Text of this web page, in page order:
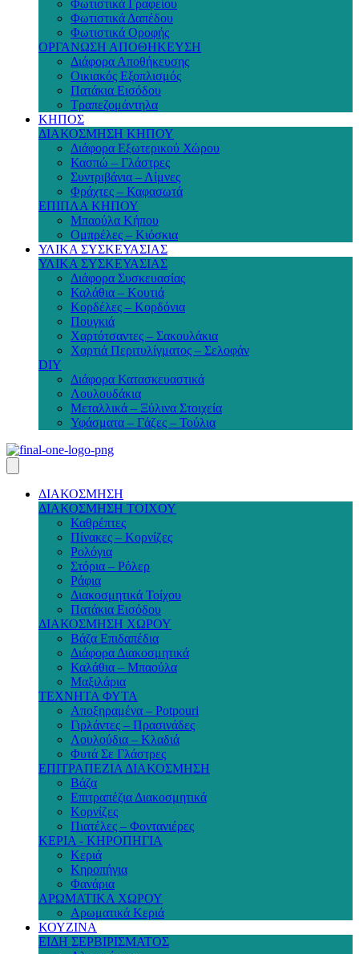
Φωτιστικά Γραφείου
Φωτιστικά Δαπέδου
Φωτιστικά Οροφής
ΟΡΓΑΝΩΣΗ ΑΠΟΘΗΚΕΥΣΗ
Διάφορα Αποθήκευσης
Οικιακός Εξοπλισμός
Πατάκια Εισόδου
Τραπεζομάντηλα
ΚΗΠΟΣ
ΔΙΑΚΟΣΜΗΣΗ ΚΗΠΟΥ
Διάφορα Εξωτερικού Χώρου
Κασπώ – Γλάστρες
Συντριβάνια – Λίμνες
Φράχτες – Καφασωτά
ΕΠΙΠΛΑ ΚΗΠΟΥ
Μπαούλα Κήπου
Ομπρέλες – Κιόσκια
ΥΛΙΚΑ ΣΥΣΚΕΥΑΣΙΑΣ
ΥΛΙΚΑ ΣΥΣΚΕΥΑΣΙΑΣ
Διάφορα Συσκευασίας
Καλάθια – Κουτιά
Κορδέλες – Κορδόνια
Πουγκιά
Χαρτότσαντες – Σακουλάκια
Χαρτιά Περιτυλίγματος – Σελοφάν
DIY
Διάφορα Κατασκευαστικά
Λουλουδάκια
Μεταλλικά – Ξύλινα Στοιχεία
Υφάσματα – Γάζες – Τούλια
ΔΙΑΚΟΣΜΗΣΗ
ΔΙΑΚΟΣΜΗΣΗ ΤΟΙΧΟΥ
Καθρέπτες
Πίνακες – Κορνίζες
Ρολόγια
Στόρια – Ρόλερ
Ράφια
Διακοσμητικά Τοίχου
Πατάκια Εισόδου
ΔΙΑΚΟΣΜΗΣΗ ΧΩΡΟΥ
Βάζα Επιδαπέδια
Διάφορα Διακοσμητικά
Καλάθια – Μπαούλα
Μαξιλάρια
ΤΕΧΝΗΤΑ ΦΥΤΑ
Αποξηραμένα – Potpouri
Γιρλάντες – Πρασινάδες
Λουλούδια – Κλαδιά
Φυτά Σε Γλάστρες
ΕΠΙΤΡΑΠΕΖΙΑ ΔΙΑΚΟΣΜΗΣΗ
Βάζα
Επιτραπέζια Διακοσμητικά
Κορνίζες
Πιατέλες – Φοντανιέρες
ΚΕΡΙΑ - ΚΗΡΟΠΗΓΙΑ
Κεριά
Κηροπήγια
Φανάρια
ΑΡΩΜΑΤΙΚΑ ΧΩΡΟΥ
Αρωματικά Κεριά
ΚΟΥΖΙΝΑ
ΕΙΔΗ ΣΕΡΒΙΡΙΣΜΑΤΟΣ